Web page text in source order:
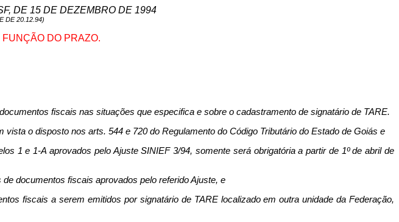
DE 15 DE DEZEMBRO DE 1994
DE 20.12.94)
DO PRAZO.
fiscais nas situações que especifica e sobre o cadastramento de signatário de TARE.
vista o disposto nos arts. 544 e 720 do Regulamento do Código Tributário do Estado de Goiás e
1 e 1-A aprovados pelo Ajuste SINIEF 3/94, somente será obrigatória a partir de 1º de abril de
documentos fiscais aprovados pelo referido Ajuste, e
fiscais a serem emitidos por signatário de TARE localizado em outra unidade da Federação,